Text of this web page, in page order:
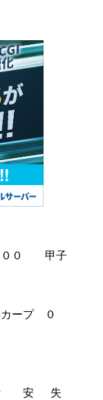
００ 甲子
ープ ０
安 失